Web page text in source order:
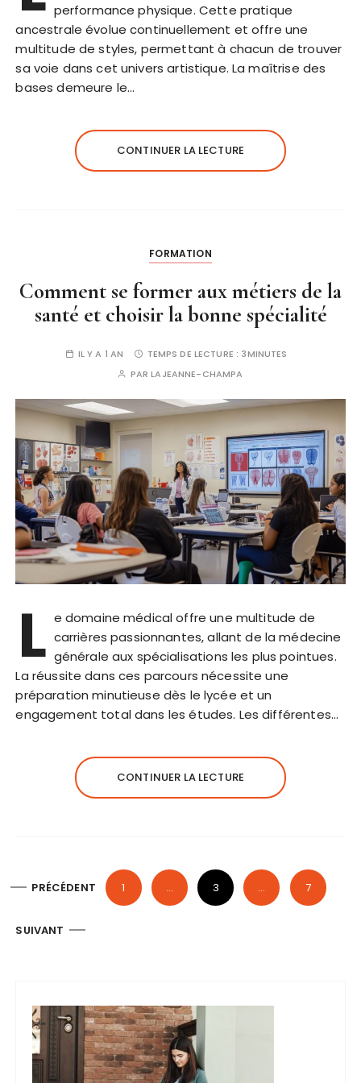
performance physique. Cette pratique
ancestrale évolue continuellement et offre une
multitude de styles, permettant à chacun de trouver
sa voie dans cet univers artistique. La maîtrise des
bases demeure le…
CONTINUER LA LECTURE
FORMATION
Comment se former aux métiers de la
santé et choisir la bonne spécialité
IL Y A 1 AN TEMPS DE LECTURE : 3MINUTES
PARLAJEANNE-CHAMPA
L e domaine médical offre une multitude de
carrières passionnantes, allant de la médecine
générale aux spécialisations les plus pointues.
La réussite dans ces parcours nécessite une
préparation minutieuse dès le lycée et un
engagement total dans les études. Les différentes…
CONTINUER LA LECTURE
g
PRÉCÉDENT 1 … 3 … 7
SUIVANT